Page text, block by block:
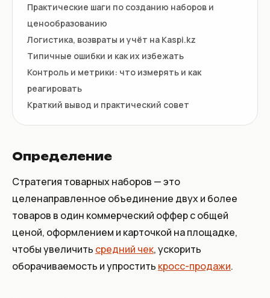
Практические шаги по созданию наборов и
ценообразованию
Логистика, возвраты и учёт на Kaspi.kz
Типичные ошибки и как их избежать
Контроль и метрики: что измерять и как
реагировать
Краткий вывод и практический совет
Определение
Стратегия товарных наборов — это
целенаправленное объединение двух и более
товаров в один коммерческий оффер с общей
ценой, оформлением и карточкой на площадке,
чтобы увеличить средний чек, ускорить
оборачиваемость и упростить кросс-продажи.